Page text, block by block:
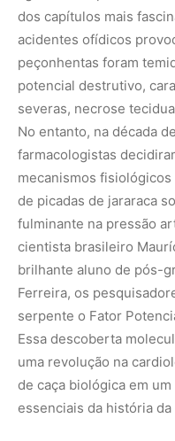
dos capítulos mais
acidentes ofídicos
peçonhentas foram
potencial destrutivo,
severas, necrose
No entanto, na década
farmacologistas
mecanismos
de picadas de jararaca
fulminante na pressão
cientista brasileiro
brilhante aluno de pós-
Ferreira, os
serpente o Fator
Essa descoberta
uma revolução na
de caça biológica em
essenciais da história